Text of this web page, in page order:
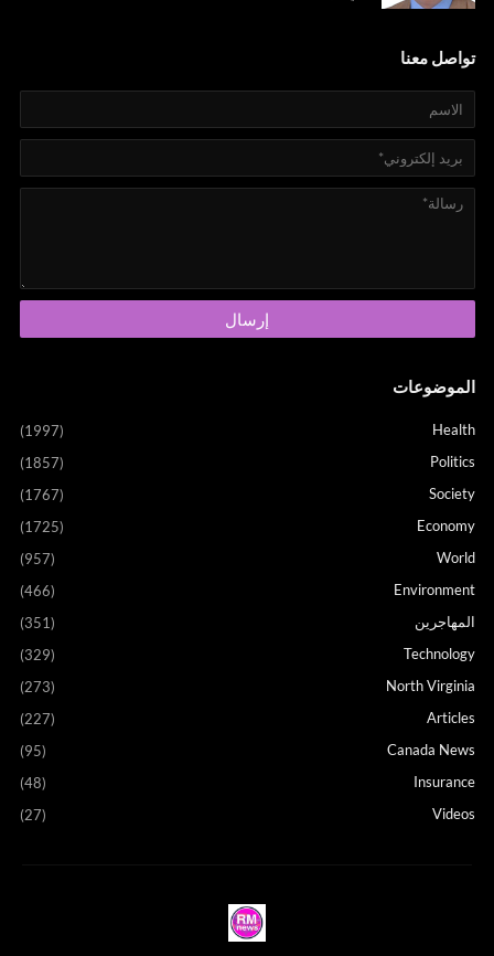
تواصل معنا
الموضوعات
Health
(1997)
Politics
(1857)
Society
(1767)
Economy
(1725)
World
(957)
Environment
(466)
المهاجرين
(351)
Technology
(329)
North Virginia
(273)
Articles
(227)
Canada News
(95)
Insurance
(48)
Videos
(27)